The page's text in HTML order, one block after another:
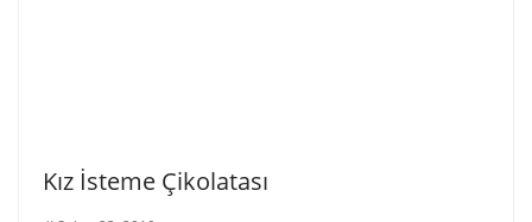
Kız İsteme Çikolatası